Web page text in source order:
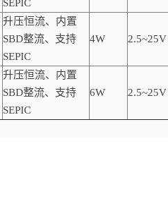
SEPIC
升压恒流、内置
SBD整流、支持
SEPIC
4W 2.5~25V
升压恒流、内置
SBD整流、支持
SEPIC
6W 2.5~25V